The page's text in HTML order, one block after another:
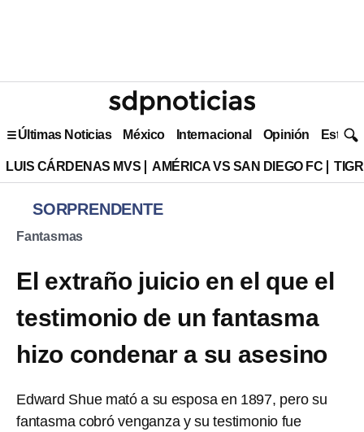
Últimas Noticias México Internacional Opinión Estilo
LUIS CÁRDENAS MVS AMÉRICA VS SAN DIEGO FC
SORPRENDENTE
Fantasmas
El extraño juicio en el que el
testimonio de un fantasma
hizo condenar a su asesino
Edward Shue mató a su esposa en 1897, pero su
fantasma cobró venganza y su testimonio fue